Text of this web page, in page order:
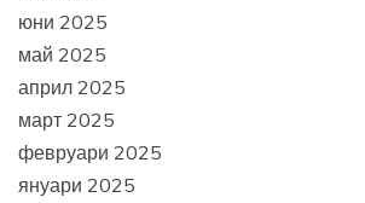
юни 2025
май 2025
април 2025
март 2025
февруари 2025
януари 2025